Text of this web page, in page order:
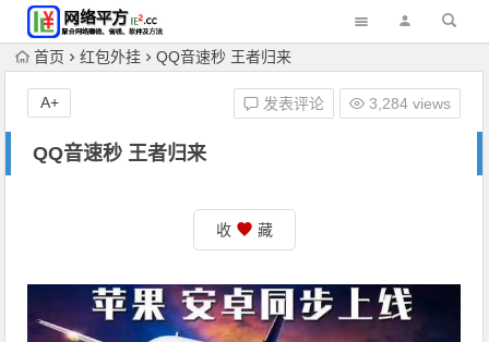
首页 红包外挂 QQ音速秒 王者归来
QQ音速秒 王者归来
发表评论 3,284 views
A+
收 藏